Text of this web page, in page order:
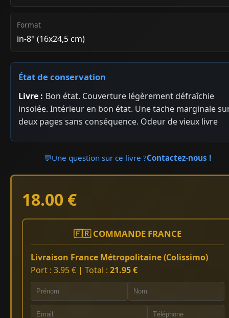
Format
in-8° (16x24,5 cm)
État de conservation
Livre : Bon état. Couverture légèrement défraîchie
insolée. Intérieur en bon état. Une tache marginale
deux pages sans conséquence. Odeur de vieux livre
💬Une question sur ce livre ?Contactez-nous !
18.00 €
🇫🇷 COMMANDE FRANCE
Livraison France Métropolitaine (Colissimo)
Port : 3.95 € | Total : 21.95 €